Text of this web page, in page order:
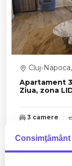
Apartament
Ziua, zona
Cluj-
3 camere
Consimţământ